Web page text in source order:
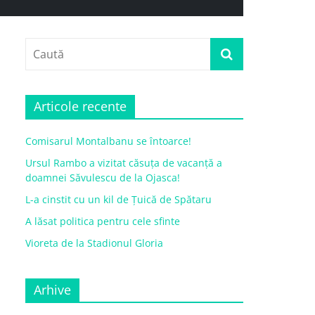
Articole recente
Comisarul Montalbanu se întoarce!
Ursul Rambo a vizitat căsuța de vacanță a
doamnei Săvulescu de la Ojasca!
L-a cinstit cu un kil de Țuică de Spătaru
A lăsat politica pentru cele sfinte
Vioreta de la Stadionul Gloria
Arhive